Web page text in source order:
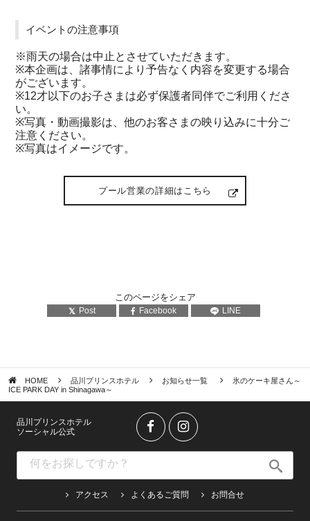
イベントの注意事項
※雨天の場合は中止とさせていただきます。
※本企画は、諸事情により予告なく内容を変更する場合
がございます。
※12才以下のお子さまは必ず保護者同伴でご利用くださ
い。
※写真・動画撮影は、他のお客さまの映り込みに十分ご
注意ください。
※写真はイメージです。
プール営業の詳細はこちら
このページをシェア
Post Facebook LINE
HOME 品川プリンスホテル お知らせ一覧
氷のケーキ屋さん～
ICE PARK DAY in Shinagawa～
品川プリンスホテル
ソーシャル公式
アクセス よくあるご質問 お問合せ